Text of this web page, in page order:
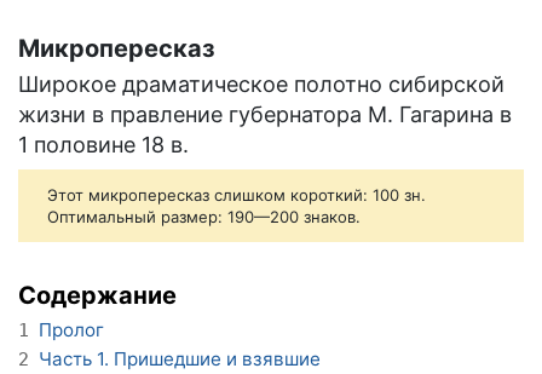
Микропересказ
Широкое драматическое полотно сибирской
жизни в правление губернатора М. Гагарина в
1 половине 18 в.
Этот микропересказ слишком короткий: 100 зн.
Оптимальный размер: 190—200 знаков.
Содержание
1 Пролог
2 Часть 1. Пришедшие и взявшие